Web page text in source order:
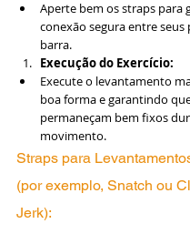
Aperte bem os straps para
conexão segura entre seus
barra.
Execução do Exercício:
Execute o levantamento
boa forma e garantindo
permaneçam bem fixos
movimento.
Straps para
(por exemplo, Snatch ou
Jerk):